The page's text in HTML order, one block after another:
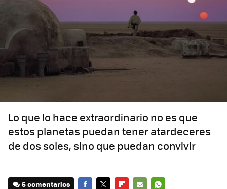
Lo que lo hace extraordinario no es que
estos planetas puedan tener atardeceres
de dos soles, sino que puedan convivir
5 comentarios